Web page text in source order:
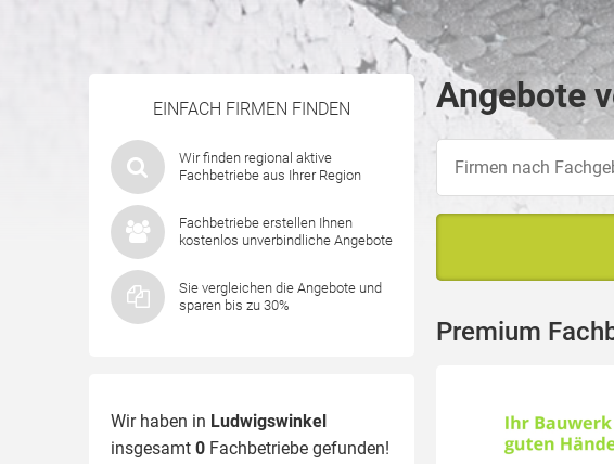
EINFACH FIRMEN FINDEN
Wir finden regional aktive
Fachbetriebe aus Ihrer Region
Fachbetriebe erstellen Ihnen
kostenlos unverbindliche Angebote
Sie vergleichen die Angebote und
sparen bis zu 30%
Wir haben in Ludwigswinkel
insgesamt 0 Fachbetriebe gefunden!
Angebote
Premium